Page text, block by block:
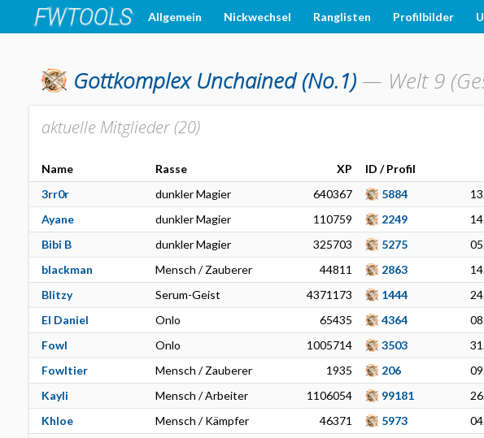
Allgemein Nickwechsel Ranglisten Profilbilder
Gottkomplex Unchained(No.1) — Welt 9
aktuelle Mitglieder (20)
Name Rasse XP ID / Profil
3rr0r
dunkler Magier 640367 5884
Ayane
dunkler Magier 110759 2249
Bibi B
dunkler Magier 325703 5275
blackman
Mensch / Zauberer 44811 2863
Blitzy
Serum-Geist 4371173 1444
El Daniel
Onlo 65435 4364
Fowl
Onlo 1005714 3503
Fowltier
Mensch / Zauberer 1935 206
Kayli
Mensch / Arbeiter 1106054 99181
Khloe
Mensch / Kämpfer 46371 5973